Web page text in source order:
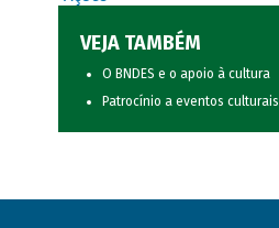
VEJA TAMBÉM
O BNDES e o apoio à cultura
Patrocínio a eventos culturais